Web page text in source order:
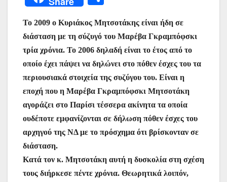
c
e
b
o
o
k
itt
er
at
s
A
p
p
ai
l
e
st
s
e
n
g
er
gr
a
m
ρ
α
σ
τε
ίτ
ε
Το 2009 ο Κυριάκος Μητσοτάκης είναι ήδη σε
διάσταση με τη σύζυγό του Μαρέβα Γκραμπόφσκι
τρία χρόνια. Το 2006 δηλαδή είναι το έτος από το
οποίο έχει πάψει να δηλώνει στο πόθεν έσχες του τα
περιουσιακά στοιχεία της συζύγου του. Είναι η
εποχή που η Μαρέβα Γκραμπόφσκι Μητσοτάκη
αγοράζει στο Παρίσι τέσσερα ακίνητα τα οποία
ουδέποτε εμφανίζονται σε δήλωση πόθεν έσχες του
αρχηγού της ΝΔ με το πρόσχημα ότι βρίσκονταν σε
διάσταση.
Κατά τον κ. Μητσοτάκη αυτή η δυσκολία στη σχέση
τους διήρκεσε πέντε χρόνια. Θεωρητικά λοιπόν,